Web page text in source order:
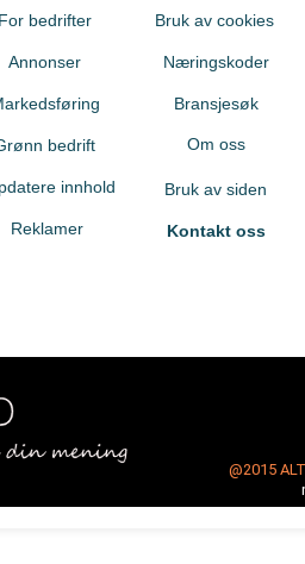
For bedrifter
Annonser
bedrift
innhold
Reklamer
Bruk av cookies
Næringskoder
Bransjesøk
Om oss
Bruk av siden
Kontakt oss
@2015